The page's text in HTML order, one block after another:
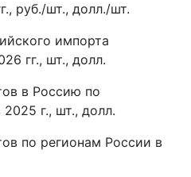
руб./шт., долл./шт.
импорта
гг., шт., долл.
в Россию по
г., шт., долл.
по регионам России в